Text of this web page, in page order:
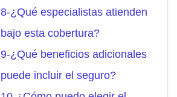
8-¿Qué especialistas atienden
bajo esta cobertura?
9-¿Qué beneficios adicionales
puede incluir el seguro?